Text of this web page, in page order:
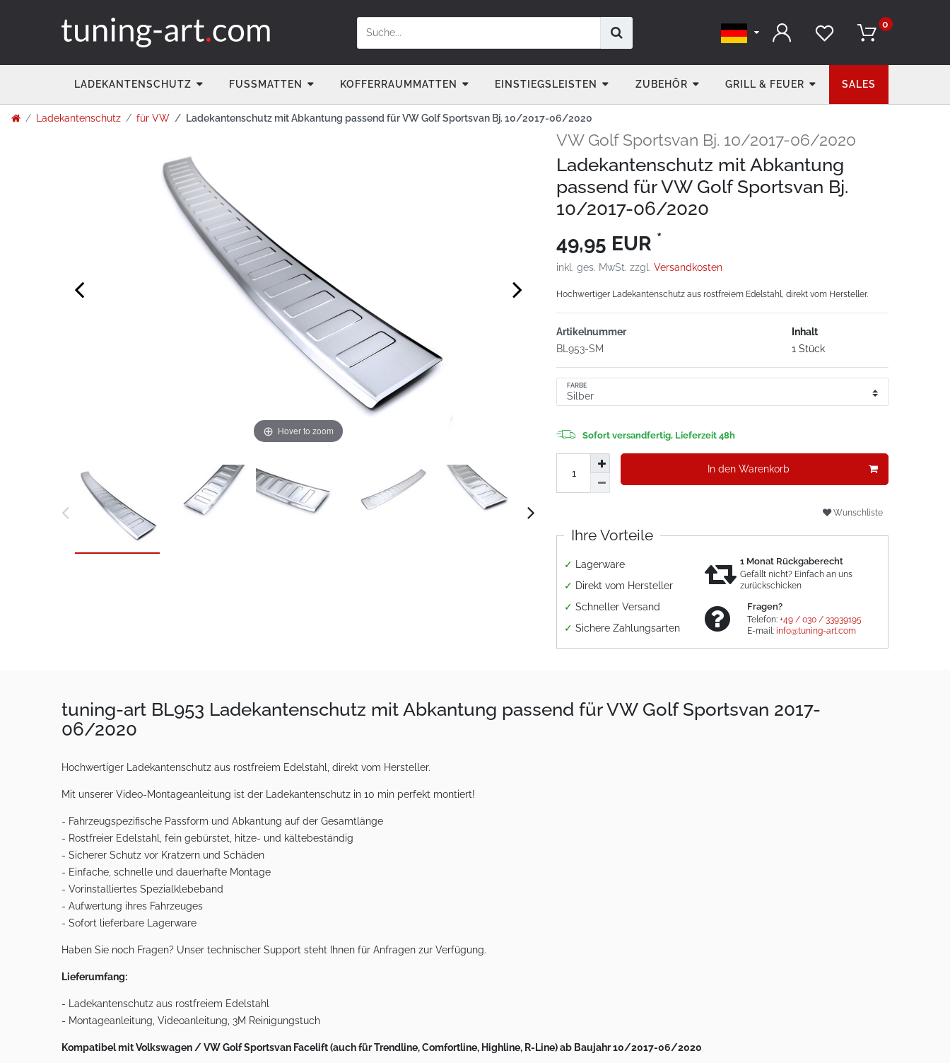
0
LADEKANTENSCHUTZ FUSSMATTEN KOFFERRAUMMATTEN EINSTIEGSLEISTEN ZUBEHÖR GRILL & FEUER SALES
Ladekantenschutz für VW Ladekantenschutz mit Abkantung passend für VW Golf Sportsvan Bj. 10/2017-06/2020
Hover to zoom
VW Golf Sportsvan Bj. 10/2017-06/2020
Ladekantenschutz mit Abkantung
passend für VW Golf Sportsvan Bj.
10/2017-06/2020
49,95 EUR *
inkl. ges. MwSt. zzgl. Versandkosten
Hochwertiger Ladekantenschutz aus rostfreiem Edelstahl, direkt vom Hersteller.
Artikelnummer
BL953-SM
Inhalt
1 Stück
FARBE
Sofort versandfertig, Lieferzeit 48h
In den Warenkorb
Wunschliste
Ihre Vorteile
✓ Lagerware
✓ Direkt vom Hersteller
✓ Schneller Versand
✓ Sichere Zahlungsarten
1 Monat Rückgaberecht
Gefällt nicht? Einfach an uns
zurückschicken
Fragen?
Telefon:+49 / 030 / 33939195
E-mail:info@tuning-art.com
tuning-art BL953 Ladekantenschutz mit Abkantung passend für VW Golf Sportsvan 2017-
06/2020
Hochwertiger Ladekantenschutz aus rostfreiem Edelstahl, direkt vom Hersteller.
Mit unserer Video-Montageanleitung ist der Ladekantenschutz in 10 min perfekt montiert!
- Fahrzeugspezifische Passform und Abkantung auf der Gesamtlänge
- Rostfreier Edelstahl, fein gebürstet, hitze- und kältebeständig
- Sicherer Schutz vor Kratzern und Schäden
- Einfache, schnelle und dauerhafte Montage
- Vorinstalliertes Spezialklebeband
- Aufwertung ihres Fahrzeuges
- Sofort lieferbare Lagerware
Haben Sie noch Fragen? Unser technischer Support steht Ihnen für Anfragen zur Verfügung.
Lieferumfang:
- Ladekantenschutz aus rostfreiem Edelstahl
- Montageanleitung, Videoanleitung, 3M Reinigungstuch
Kompatibel mit Volkswagen / VW Golf Sportsvan Facelift (auch für Trendline, Comfortline, Highline, R-Line) ab Baujahr 10/2017-06/2020